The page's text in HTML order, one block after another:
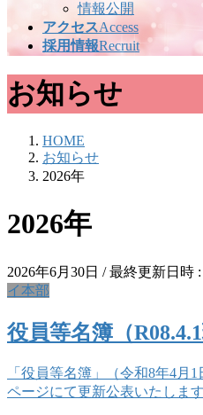
情報公開
アクセスAccess
採用情報Recruit
お知らせ
HOME
お知らせ
2026年
2026年
2026年6月30日 / 最終更新日時 :
イ本部
役員等名簿（
「役員等名簿」（令和8年4月
ページにて更新公表いたします